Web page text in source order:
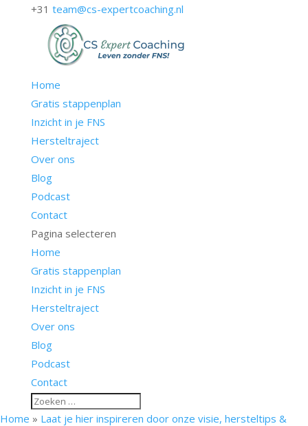
+31 team@cs-expertcoaching.nl
Home
Gratis stappenplan
Inzicht in je FNS
Hersteltraject
Over ons
Blog
Podcast
Contact
Pagina selecteren
Home
Gratis stappenplan
Inzicht in je FNS
Hersteltraject
Over ons
Blog
Podcast
Contact
Home » Laat je hier inspireren door onze visie, hersteltips &